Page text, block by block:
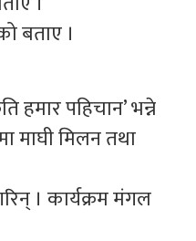
बताए ।
पहिचान’ भन्ने
माघी मिलन तथा
। कार्यक्रम मंगल